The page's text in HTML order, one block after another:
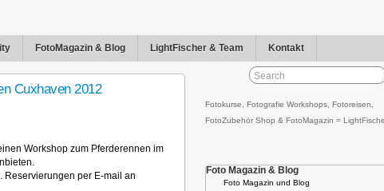
FotoMagazin & Blog LightFischer & Team Kontakt
Cuxhaven 2012
Workshop zum Pferderennen im
Reservierungen per E-mail an
Fotokurse, Fotografie Workshops, Fotoreisen,
FotoZubehör Shop & FotoMagazin =
Foto Magazin & Blog
Foto Magazin und Blog